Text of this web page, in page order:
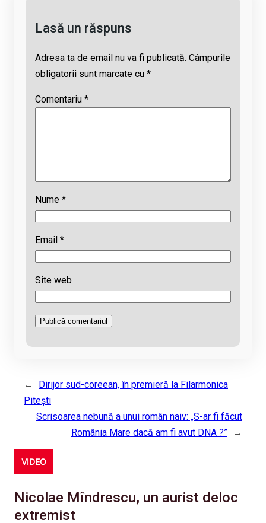
Lasă un răspuns
Adresa ta de email nu va fi publicată. Câmpurile
obligatorii sunt marcate cu *
Comentariu *
Nume *
Email *
Site web
←
Dirijor sud-coreean, în premieră la Filarmonica
Piteşti
Scrisoarea nebună a unui român naiv: „S-ar fi făcut
România Mare dacă am fi avut DNA ?”
→
VIDEO
Nicolae Mîndrescu, un aurist deloc
extremist